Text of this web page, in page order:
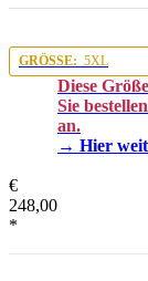
GRÖSSE: 5XL
Diese
Sie
an.
→ Hier
€
248,00
*